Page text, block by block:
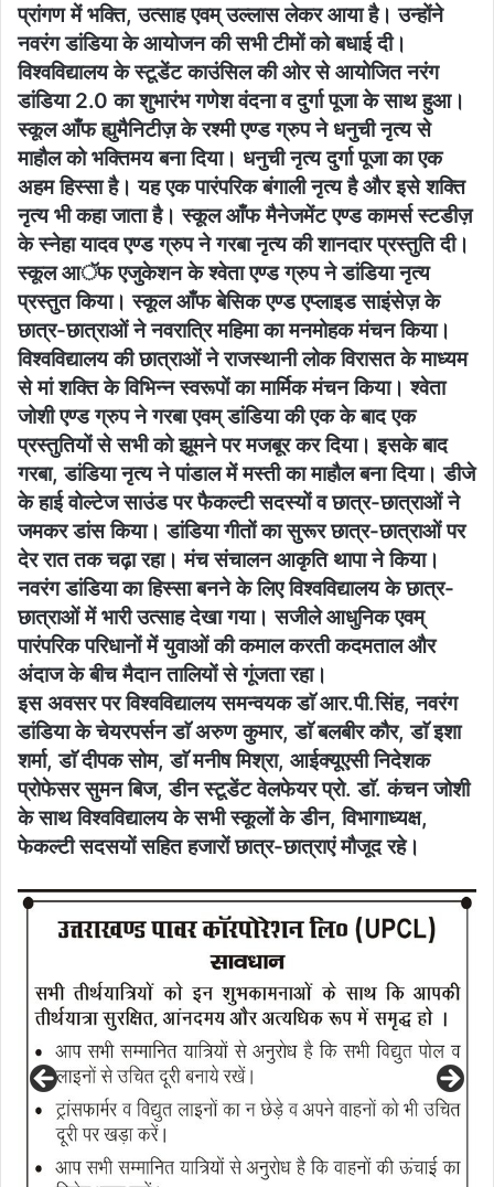
प्रांगण में भक्ति, उत्साह एवम् उल्लास लेकर आया है। उन्होंने
नवरंग डांडिया के आयोजन की सभी टीमों को बधाई दी।
विश्वविद्यालय के स्टूडेंट काउंसिल की ओर से आयोजित नरंग
डांडिया 2.0 का शुभारंभ गणेश वंदना व दुर्गा पूजा के साथ हुआ।
स्कूल आँफ ह्युमैनिटीज़ के रश्मी एण्ड ग्रुप ने धनुची नृत्य से
माहौल को भक्तिमय बना दिया। धनुची नृत्य दुर्गा पूजा का एक
अहम हिस्सा है। यह एक पारंपरिक बंगाली नृत्य है और इसे शक्ति
नृत्य भी कहा जाता है। स्कूल आँफ मैनेजमेंट एण्ड कामर्स स्टडीज़
के स्नेहा यादव एण्ड ग्रुप ने गरबा नृत्य की शानदार प्रस्तुति दी।
स्कूल आॅफ एजुकेशन के श्वेता एण्ड ग्रुप ने डांडिया नृत्य
प्रस्तुत किया। स्कूल आँफ बेसिक एण्ड एप्लाइड साइंसेज़ के
छात्र-छात्राओं ने नवरात्रि महिमा का मनमोहक मंचन किया।
विश्वविद्यालय की छात्राओं ने राजस्थानी लोक विरासत के माध्यम
से मां शक्ति के विभिन्न स्वरूपों का मार्मिक मंचन किया। श्वेता
जोशी एण्ड ग्रुप ने गरबा एवम् डांडिया की एक के बाद एक
प्रस्तुतियों से सभी को झूमने पर मजबूर कर दिया। इसके बाद
गरबा, डांडिया नृत्य ने पांडाल में मस्ती का माहौल बना दिया। डीजे
के हाई वोल्टेज साउंड पर फैकल्टी सदस्यों व छात्र-छात्राओं ने
जमकर डांस किया। डांडिया गीतों का सुरूर छात्र-छात्राओं पर
देर रात तक चढ़ा रहा। मंच संचालन आकृति थापा ने किया।
नवरंग डांडिया का हिस्सा बनने के लिए विश्वविद्यालय के छात्र-
छात्राओं में भारी उत्साह देखा गया। सजीले आधुनिक एवम्
पारंपरिक परिधानों में युवाओं की कमाल करती कदमताल और
अंदाज के बीच मैदान तालियों से गूंजता रहा।
इस अवसर पर विश्वविद्यालय समन्वयक डाॅ आर.पी.सिंह, नवरंग
डांडिया के चेयरपर्सन डाॅ अरुण कुमार, डाॅ बलबीर कौर, डाॅ इशा
शर्मा, डाॅ दीपक सोम, डाॅ मनीष मिश्रा, आईक्यूएसी निदेशक
प्रोफेसर सुमन बिज, डीन स्टूडेंट वेलफेयर प्रो. डाॅ. कंचन जोशी
के साथ विश्वविद्यालय के सभी स्कूलों के डीन, विभागाध्यक्ष,
फेकल्टी सदसयों सहित हजारों छात्र-छात्राएं मौजूद रहे।